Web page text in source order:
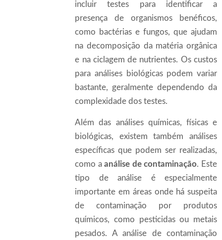
incluir testes para identificar a
presença de organismos benéficos,
como bactérias e fungos, que ajudam
na decomposição da matéria orgânica
e na ciclagem de nutrientes. Os custos
para análises biológicas podem variar
bastante, geralmente dependendo da
complexidade dos testes.
Além das análises químicas, físicas e
biológicas, existem também análises
específicas que podem ser realizadas,
como aanálise de contaminação. Este
tipo de análise é especialmente
importante em áreas onde há suspeita
de contaminação por produtos
químicos, como pesticidas ou metais
pesados. A análise de contaminação